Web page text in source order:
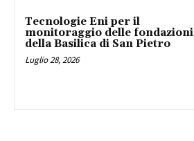
Tecnologie Eni per il
monitoraggio delle fondazioni
della Basilica di San Pietro
Luglio 28, 2026